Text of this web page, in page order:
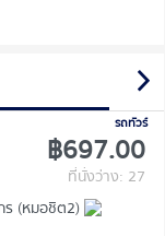
รถทัวร์
฿697.00
ที่นั่งว่าง: 27
ร (หมอชิต2)